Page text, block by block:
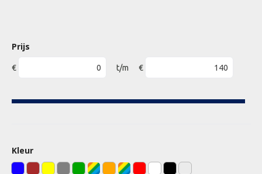
Prijs
€ t/m €
Kleur